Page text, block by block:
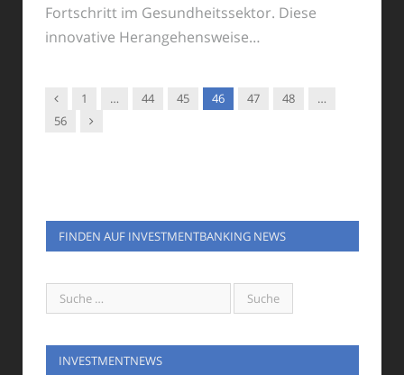
Fortschritt im Gesundheitssektor. Diese
innovative Herangehensweise…
Vorgänger
1 … 44 45 46 47 48
…
56
Nachfolger
FINDEN AUF INVESTMENTBANKING NEWS
INVESTMENTNEWS